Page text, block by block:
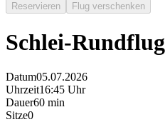
Reservieren Flug verschenken
Schlei-Rundflug
Datum05.07.2026
Uhrzeit16:45 Uhr
Dauer60 min
Sitze0